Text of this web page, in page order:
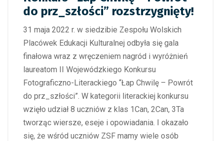
do prz_szłości” rozstrzygnięty!
31 maja 2022 r. w siedzibie Zespołu Wolskich
Placówek Edukacji Kulturalnej odbyła się gala
finałowa wraz z wręczeniem nagród i wyróżnień
laureatom II Wojewódzkiego Konkursu
Fotograficzno-Literackiego “Łap Chwilę – Powrót
do prz_szłości”. W kategorii literackiej konkursu
wzięło udział 8 uczniów z klas 1Can, 2Can, 3Ta
tworząc wiersze, eseje i opowiadania. I okazało
się, że wśród uczniów ZSF mamy wiele osób